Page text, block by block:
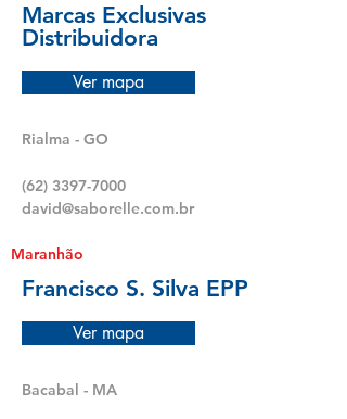
Marcas Exclusivas
Distribuidora
Ver mapa
Rialma - GO
(62) 3397-7000
david@saborelle.com.br
Maranhão
Francisco S. Silva EPP
Ver mapa
Bacabal - MA